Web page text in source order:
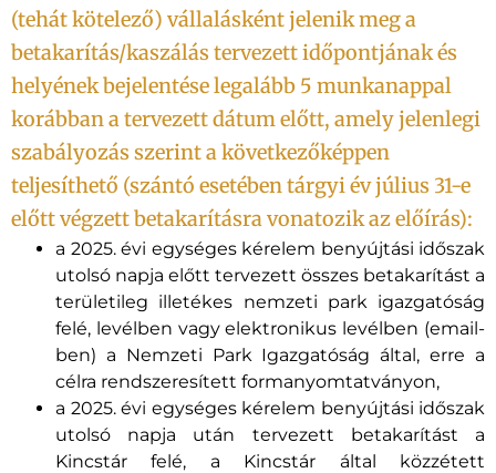
(tehát kötelező) vállalásként jelenik meg a
betakarítás/kaszálás tervezett időpontjának és
helyének bejelentése legalább 5 munkanappal
korábban a tervezett dátum előtt, amely jelenlegi
szabályozás szerint a következőképpen
teljesíthető (szántó esetében tárgyi év július 31-e
előtt végzett betakarításra vonatozik az előírás):
a 2025. évi egységes kérelem benyújtási időszak
utolsó napja előtt tervezett összes betakarítást a
területileg illetékes nemzeti park igazgatóság
felé, levélben vagy elektronikus levélben (email-
ben) a Nemzeti Park Igazgatóság által, erre a
célra rendszeresített formanyomtatványon,
a 2025. évi egységes kérelem benyújtási időszak
utolsó napja után tervezett betakarítást a
Kincstár felé, a Kincstár által közzétett